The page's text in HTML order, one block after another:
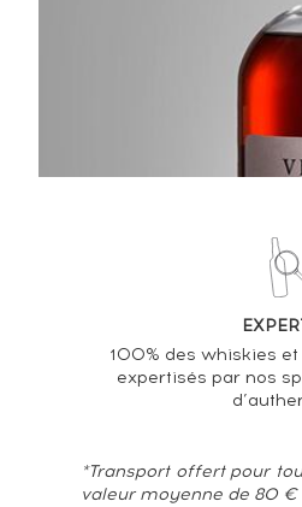
VARIATION
100% des whiskies
expertisés par nos
*Transport offert pour
valeur moyenne de 80 €